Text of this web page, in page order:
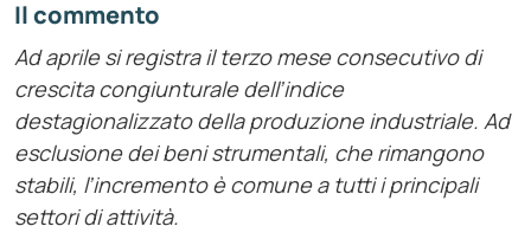
Il commento
Ad aprile si registra il terzo mese consecutivo di
crescita congiunturale dell’indice
destagionalizzato della produzione industriale. Ad
esclusione dei beni strumentali, che rimangono
stabili, l’incremento è comune a tutti i principali
settori di attività.